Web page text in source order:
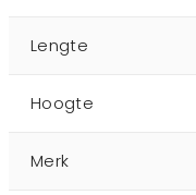
Lengte
Hoogte
Merk